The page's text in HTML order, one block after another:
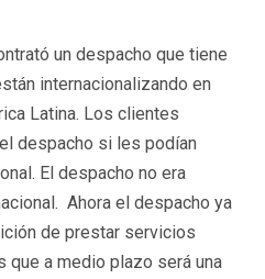
un despacho que tiene
internacionalizando en
Latina. Los clientes
despacho si les podían
El despacho no era
Ahora el despacho ya
de prestar servicios
que a medio plazo será una